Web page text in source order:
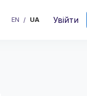
EN / UA Увійти